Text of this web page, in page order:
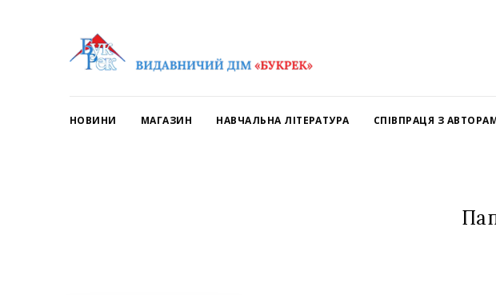
НОВИНИ МАГАЗИН НАВЧАЛЬНА ЛІТЕРАТУРА СПІВПРАЦЯ З